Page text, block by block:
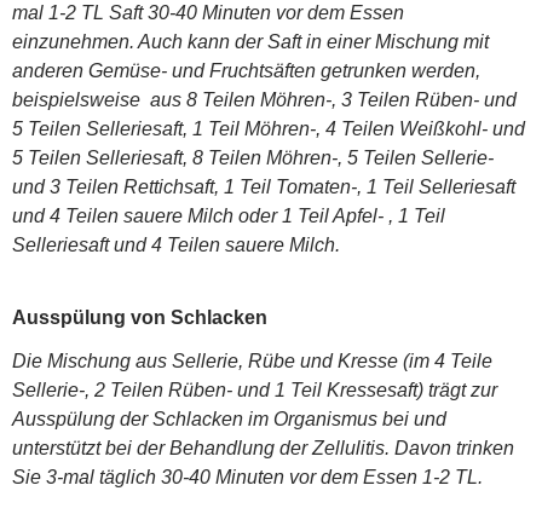
mal 1-2 TL Saft 30-40 Minuten vor dem Essen
einzunehmen. Auch kann der Saft in einer Mischung mit
anderen Gemüse- und Fruchtsäften getrunken werden,
beispielsweise aus 8 Teilen Möhren-, 3 Teilen Rüben- und
5 Teilen Selleriesaft, 1 Teil Möhren-, 4 Teilen Weißkohl- und
5 Teilen Selleriesaft, 8 Teilen Möhren-, 5 Teilen Sellerie-
und 3 Teilen Rettichsaft, 1 Teil Tomaten-, 1 Teil Selleriesaft
und 4 Teilen sauere Milch oder 1 Teil Apfel- , 1 Teil
Selleriesaft und 4 Teilen sauere Milch.
Ausspülung von Schlacken
Die Mischung aus Sellerie, Rübe und Kresse (im 4 Teile
Sellerie-, 2 Teilen Rüben- und 1 Teil Kressesaft) trägt zur
Ausspülung der Schlacken im Organismus bei und
unterstützt bei der Behandlung der Zellulitis. Davon trinken
Sie 3-mal täglich 30-40 Minuten vor dem Essen 1-2 TL.